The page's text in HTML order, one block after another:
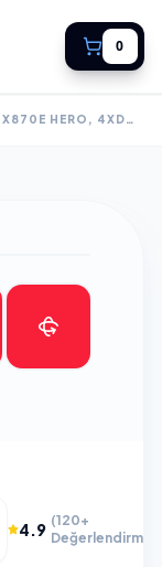
0
ASUS ROG CROSSHAIR X870E HERO, 4XDDR5, 5XM.2, HDMI, DP, TYPE-C, PCIE 5.0, 2XWI-FI 7, BLUETOOTH V5.4, AM5 SOKET GAMING ANAKART
4.9 (120+
Değerlendirme)